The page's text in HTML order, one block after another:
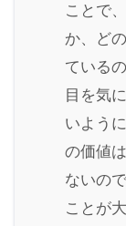
ことで
か、ど
ている
目を気
いよう
の価値
ないの
ことが